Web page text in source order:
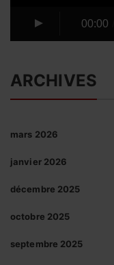
00:00
ARCHIVES
mars 2026
janvier 2026
décembre 2025
octobre 2025
septembre 2025